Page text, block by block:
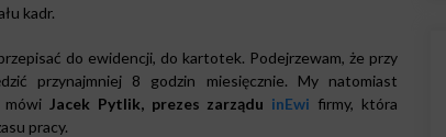
kadr.
do ewidencji, do kartotek. Podejrzewam, że przy
przynajmniej 8 godzin miesięcznie. My natomiast
mówi Jacek Pytlik, prezes zarządu inEwi firmy, która
pracy.